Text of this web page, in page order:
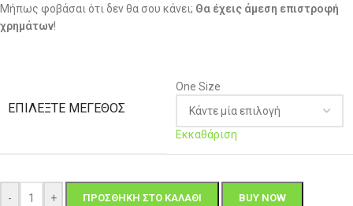
Μήπως φοβάσαι ότι δεν θα σου κάνει; Θα έχεις άμεση επιστροφή
χρημάτων!
ΕΠΙΛΈΞΤΕ ΜΈΓΕΘΟΣ
One Size
Εκκαθάριση
- + ΠΡΟΣΘΉΚΗ ΣΤΟ ΚΑΛΆΘΙ BUY NOW